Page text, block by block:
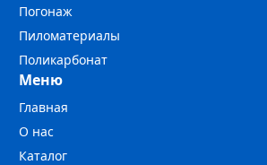
Погонаж
Пиломатериалы
Поликарбонат
Меню
Главная
О нас
Каталог